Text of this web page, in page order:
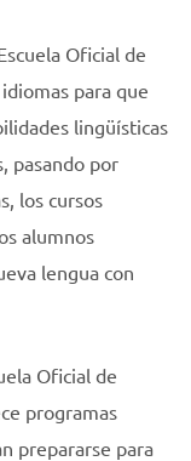
Oficial de
para que
lingüísticas
pasando por
los cursos
alumnos
lengua con
Oficial de
programas
prepararse para